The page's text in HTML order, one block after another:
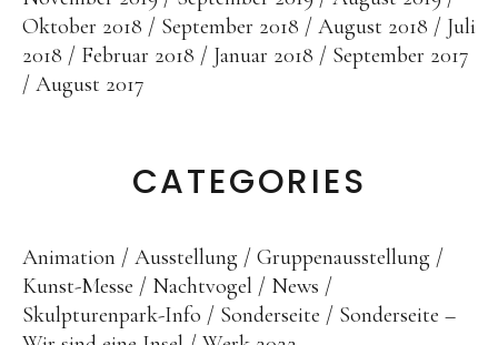
Der verträumte König
Papagena
Vita
Oktober 2018
September 2018 August 2018
Juli
2018
Februar 2018 Januar 2018
September 2017
August 2017
CATEGORIES
Animation Ausstellung
Gruppenausstellung
Kunst-Messe
Nachtvogel
News
Skulpturenpark-Info
Sonderseite
Sonderseite –